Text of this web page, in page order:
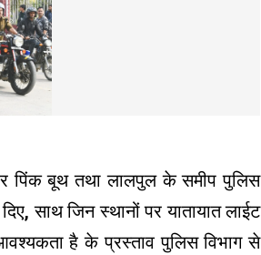
पिंक बूथ तथा लालपुल के समीप पुलिस
साथ जिन स्थानों पर यातायात लाईट
है के प्रस्ताव पुलिस विभाग से